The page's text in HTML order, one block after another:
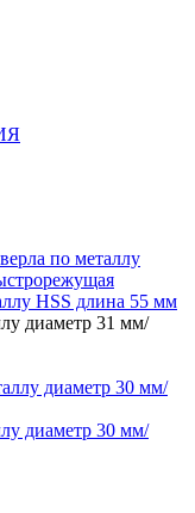
по металлу
HSS длина 55 мм
диаметр 31 мм/
диаметр 30 мм/